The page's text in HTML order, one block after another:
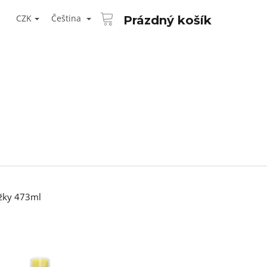
CZK Čeština NÁKUPNÍ
KOŠÍK
Prázdný košík
473ml
KANEKALON 1